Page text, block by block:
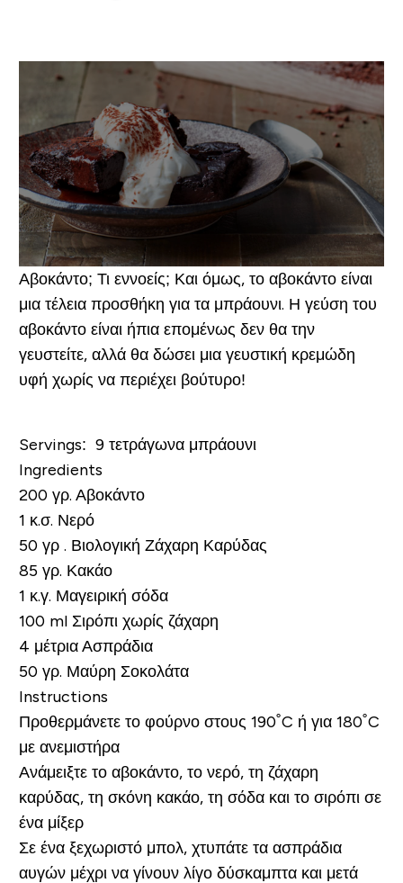
Αβοκάντο; Τι εννοείς; Και όμως, το αβοκάντο είναι
μια τέλεια προσθήκη για τα μπράουνι. Η γεύση του
αβοκάντο είναι ήπια επομένως δεν θα την
γευστείτε, αλλά θα δώσει μια γευστική κρεμώδη
υφή χωρίς να περιέχει βούτυρο!
Servings: 9 τετράγωνα μπράουνι
Ingredients
200 γρ. Αβοκάντο
1 κ.σ. Νερό
50 γρ . Βιολογική Ζάχαρη Καρύδας
85 γρ. Κακάο
1 κ.γ. Μαγειρική σόδα
100 ml Σιρόπι χωρίς ζάχαρη
4 μέτρια Ασπράδια
50 γρ. Μαύρη Σοκολάτα
Instructions
Προθερμάνετε το φούρνο στους 190˚C ή για 180˚C
με ανεμιστήρα
Ανάμειξτε το αβοκάντο, το νερό, τη ζάχαρη
καρύδας, τη σκόνη κακάο, τη σόδα και το σιρόπι σε
ένα μίξερ
Σε ένα ξεχωριστό μπολ, χτυπάτε τα ασπράδια
αυγών μέχρι να γίνουν λίγο δύσκαμπτα και μετά